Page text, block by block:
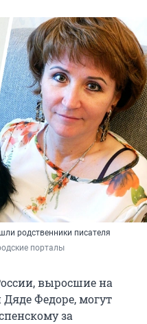
родственники писателя
порталы
выросшие на
Федоре, могут
за